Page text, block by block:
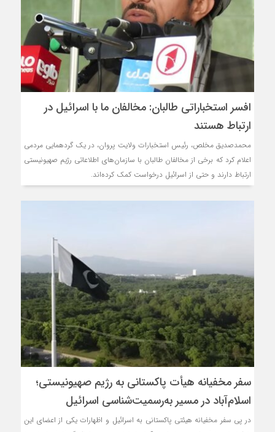
افسر استخباراتی طالبان: مخالفان ما با اسرائیل در
ارتباط هستند
محمدصدیق مخلص، رئیس استخبارات ولایت پروان، در یک گردهمایی مردمی
اعلام کرد که برخی از مخالفان طالبان با سازمان‌های اطلاعاتی رژیم صهیونیستی
ارتباط دارند و حتی از اسرائیل درخواست کمک کرده‌اند.
سفر مخفیانه هیأت پاکستانی به رژیم صهیونیستی؛
اسلام‌آباد در مسیر به‌رسمیت‌شناسی اسرائیل
در پی سفر مخفیانه هیئتی پاکستانی به اسرائیل و اظهارات یکی از اعضای این